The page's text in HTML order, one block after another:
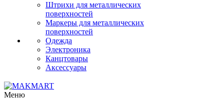
Штрихи для металлических
поверхностей
Маркеры для металлических
поверхностей
Одежда
Электроника
Канцтовары
Аксессуары
Меню